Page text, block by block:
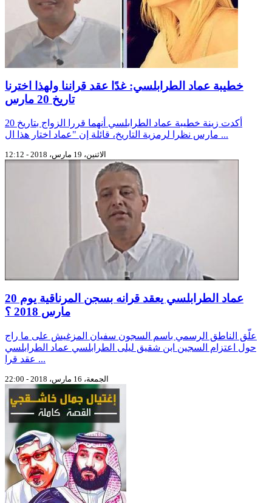
خطيبة عماد الطرابلسي: غدًا عقد قراننا ولهذا اخترنا
تاريخ 20 مارس
أكدت زينة خطيبة عماد الطرابلسي أنهما قررا الزواج بتاريخ 20
مارس نظرا لرمزية التاريخ، قائلة إن "عماد اختار هذا ال ...
الاثنين، 19 مارس، 2018 - 12:12
عماد الطرابلسي يعقد قرانه بسجن المرناقية يوم 20
مارس 2018 ؟
علّق الناطق الرسمي باسم السجون سفيان المزغيش على ما راج
حول اعتزام السجين ابن شقيق ليلى الطرابلسي عماد الطرابلسي
عقد قرا ...
الجمعة، 16 مارس، 2018 - 22:00